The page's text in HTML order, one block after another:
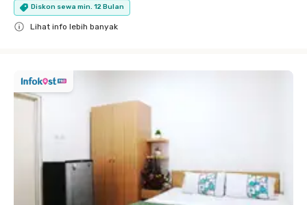
Diskon sewa min. 12 Bulan
Lihat info lebih banyak